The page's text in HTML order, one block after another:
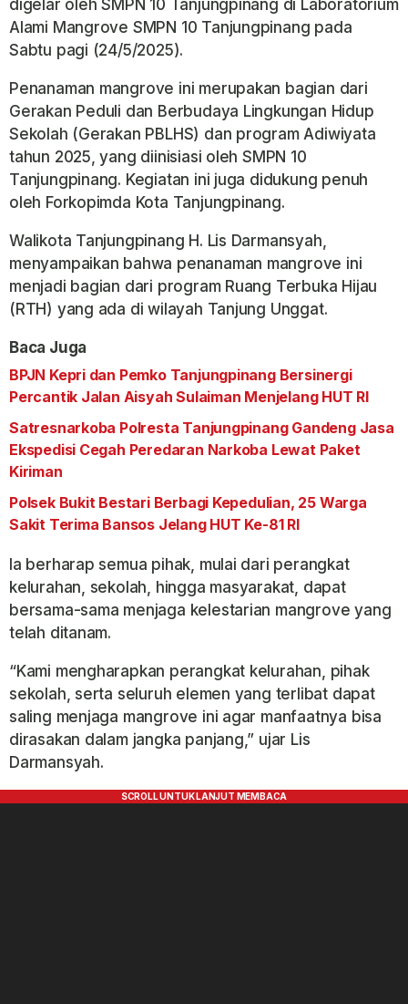
digelar oleh SMPN 10 Tanjungpinang di Laboratorium
Alami Mangrove SMPN 10 Tanjungpinang pada
Sabtu pagi (24/5/2025).
Penanaman mangrove ini merupakan bagian dari
Gerakan Peduli dan Berbudaya Lingkungan Hidup
Sekolah (Gerakan PBLHS) dan program Adiwiyata
tahun 2025, yang diinisiasi oleh SMPN 10
Tanjungpinang. Kegiatan ini juga didukung penuh
oleh Forkopimda Kota Tanjungpinang.
Walikota Tanjungpinang H. Lis Darmansyah,
menyampaikan bahwa penanaman mangrove ini
menjadi bagian dari program Ruang Terbuka Hijau
(RTH) yang ada di wilayah Tanjung Unggat.
Baca Juga
BPJN Kepri dan Pemko Tanjungpinang Bersinergi
Percantik Jalan Aisyah Sulaiman Menjelang HUT RI
Satresnarkoba Polresta Tanjungpinang Gandeng Jasa
Ekspedisi Cegah Peredaran Narkoba Lewat Paket
Kiriman
Polsek Bukit Bestari Berbagi Kepedulian, 25 Warga
Sakit Terima Bansos Jelang HUT Ke-81 RI
Ia berharap semua pihak, mulai dari perangkat
kelurahan, sekolah, hingga masyarakat, dapat
bersama-sama menjaga kelestarian mangrove yang
telah ditanam.
“Kami mengharapkan perangkat kelurahan, pihak
sekolah, serta seluruh elemen yang terlibat dapat
saling menjaga mangrove ini agar manfaatnya bisa
dirasakan dalam jangka panjang,” ujar Lis
Darmansyah.